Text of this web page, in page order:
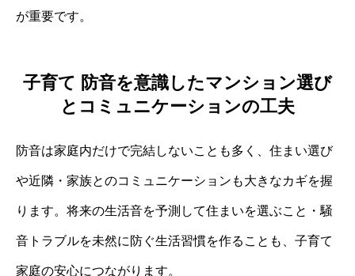
が重要です。
子育て 防音を意識したマンション選び
とコミュニケーションの工夫
防音は家庭内だけで完結しないことも多く、住まい選び
や近隣・家族とのコミュニケーションも大きなカギを握
ります。将来の生活音を予測して住まいを選ぶこと・騒
音トラブルを未然に防ぐ生活習慣を作ることも、子育て
家庭の安心につながります。